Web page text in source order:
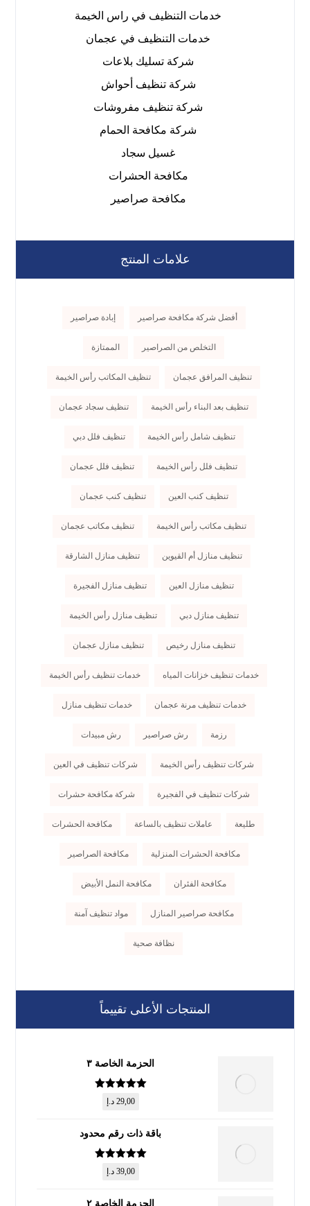
خدمات التنظيف في راس الخيمة
خدمات التنظيف في عجمان
شركة تسليك بلاعات
شركة تنظيف أحواش
شركة تنظيف مفروشات
شركة مكافحة الحمام
غسيل سجاد
مكافحة الحشرات
مكافحة صراصير
علامات المنتج
أفضل شركة مكافحة صراصير إبادة صراصير
التخلص من الصراصير الممتازة
تنظيف المرافق عجمان تنظيف المكاتب رأس الخيمة
تنظيف بعد البناء رأس الخيمة تنظيف سجاد عجمان
تنظيف شامل رأس الخيمة تنظيف فلل دبي
تنظيف فلل رأس الخيمة تنظيف فلل عجمان
تنظيف كنب العين تنظيف كنب عجمان
تنظيف مكاتب رأس الخيمة تنظيف مكاتب عجمان
تنظيف منازل أم القيوين تنظيف منازل الشارقة
تنظيف منازل العين تنظيف منازل الفجيرة
تنظيف منازل دبي تنظيف منازل رأس الخيمة
تنظيف منازل رخيص تنظيف منازل عجمان
خدمات تنظيف خزانات المياه خدمات تنظيف رأس الخيمة
خدمات تنظيف مرنة عجمان خدمات تنظيف منازل
رزمة رش صراصير رش مبيدات
شركات تنظيف رأس الخيمة شركات تنظيف في العين
شركات تنظيف في الفجيرة شركة مكافحة حشرات
طليعة عاملات تنظيف بالساعة مكافحة الحشرات
مكافحة الحشرات المنزلية مكافحة الصراصير
مكافحة الفئران مكافحة النمل الأبيض
مكافحة صراصير المنازل مواد تنظيف آمنة
نظافة صحية
المنتجات الأعلى تقييماً
الحزمة الخاصة ٣
تم التقييم
من 5
29,00 د.إ
باقة ذات رقم محدود
تم التقييم
من 5
39,00 د.إ
الحزمة الخاصة ٢